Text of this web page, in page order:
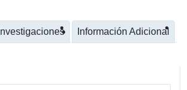
Investigaciones Información Adicional